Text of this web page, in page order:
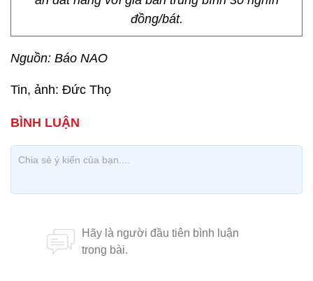
đồng/bát.
Nguồn: Báo NAO
Tin, ảnh: Đức Thọ